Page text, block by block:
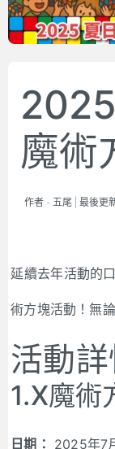
魔術
作者 - 五尾 | 最後更
延續去年活動的
術方塊活動！無
活動
1.X魔術
日期： 2025年7